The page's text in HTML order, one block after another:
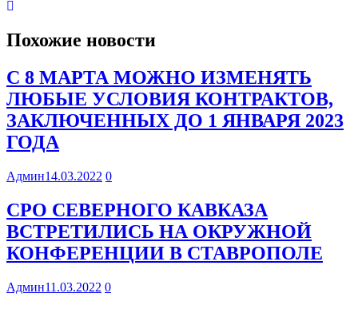
Похожие новости
С 8 МАРТА МОЖНО ИЗМЕНЯТЬ
ЛЮБЫЕ УСЛОВИЯ КОНТРАКТОВ,
ЗАКЛЮЧЕННЫХ ДО 1 ЯНВАРЯ 2023
ГОДА
Админ14.03.2022 0
СРО СЕВЕРНОГО КАВКАЗА
ВСТРЕТИЛИСЬ НА ОКРУЖНОЙ
КОНФЕРЕНЦИИ В СТАВРОПОЛЕ
Админ11.03.2022 0